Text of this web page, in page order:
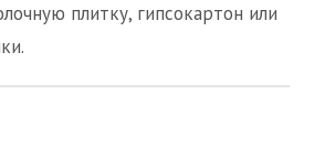
плитку, гипсокартон или